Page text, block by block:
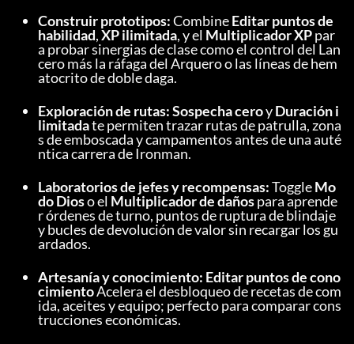
Construir prototipos: Combine Editar puntos de
habilidad, XP ilimitada, y el Multiplicador XP par
a probar sinergias de clase como el control del Lan
cero más la ráfaga del Arquero o las líneas de hem
atocrito de doble daga.
Exploración de rutas:Sospecha cero y Duración i
limitada te permiten trazar rutas de patrulla, zona
s de emboscada y campamentos antes de una auté
ntica carrera de Ironman.
Laboratorios de jefes y recompensas: Toggle Mo
do Dios o el Multiplicador de daños para aprende
r órdenes de turno, puntos de ruptura de blindaje
y bucles de devolución de valor sin recargar los gu
ardados.
Artesanía y conocimiento: Editar puntos de cono
cimiento Acelera el desbloqueo de recetas de com
ida, aceites y equipo; perfecto para comparar cons
trucciones económicas.